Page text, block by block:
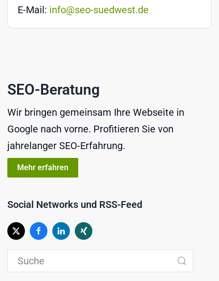
E-Mail: info@seo-suedwest.de
SEO-Beratung
Wir bringen gemeinsam Ihre Webseite in
Google nach vorne. Profitieren Sie von
jahrelanger SEO-Erfahrung.
Mehr erfahren
Social Networks und RSS-Feed